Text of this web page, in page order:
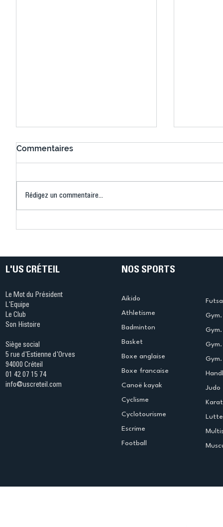
Commentaires
Rédigez un commentaire...
L'US CRÉTEIL
Le Mot du Président
L'Equipe
Le Club
Son Histoire
Siège social
5 rue d'Estienne d'Orves
94000 Créteil
01 42 07 15 74
info@uscreteil.com
NOS SPORTS
Aikido
Athletisme
Badminton
Basket
Boxe anglaise
Boxe francaise
Canoë kayak
Cyclisme
Cyclotourisme
Escrime
Football
Judo
Lutte